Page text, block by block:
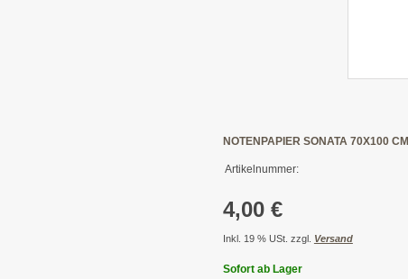
NOTENPAPIER SONATA 70X100 CM
Artikelnummer:
4,00 €
Inkl. 19 % USt. zzgl. Versand
Sofort ab Lager